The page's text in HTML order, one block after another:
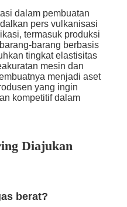
dalam pembuatan
pers vulkanisasi
termasuk produksi
barang berbasis
tingkat elastisitas
mesin dan
menjadi aset
yang ingin
kompetitif dalam
Diajukan
berat?